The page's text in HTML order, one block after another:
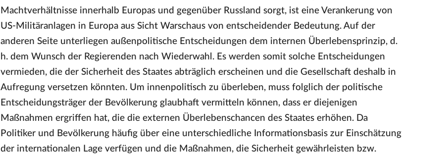
Machtverhältnisse innerhalb Europas und gegenüber Russland sorgt, ist eine Verankerung von
US-Militäranlagen in Europa aus Sicht Warschaus von entscheidender Bedeutung. Auf der
anderen Seite unterliegen außenpolitische Entscheidungen dem internen Überlebensprinzip, d.
h. dem Wunsch der Regierenden nach Wiederwahl. Es werden somit solche Entscheidungen
vermieden, die der Sicherheit des Staates abträglich erscheinen und die Gesellschaft deshalb in
Aufregung versetzen könnten. Um innenpolitisch zu überleben, muss folglich der politische
Entscheidungsträger der Bevölkerung glaubhaft vermitteln können, dass er diejenigen
Maßnahmen ergriffen hat, die die externen Überlebenschancen des Staates erhöhen. Da
Politiker und Bevölkerung häufig über eine unterschiedliche Informationsbasis zur Einschätzung
der internationalen Lage verfügen und die Maßnahmen, die Sicherheit gewährleisten bzw.